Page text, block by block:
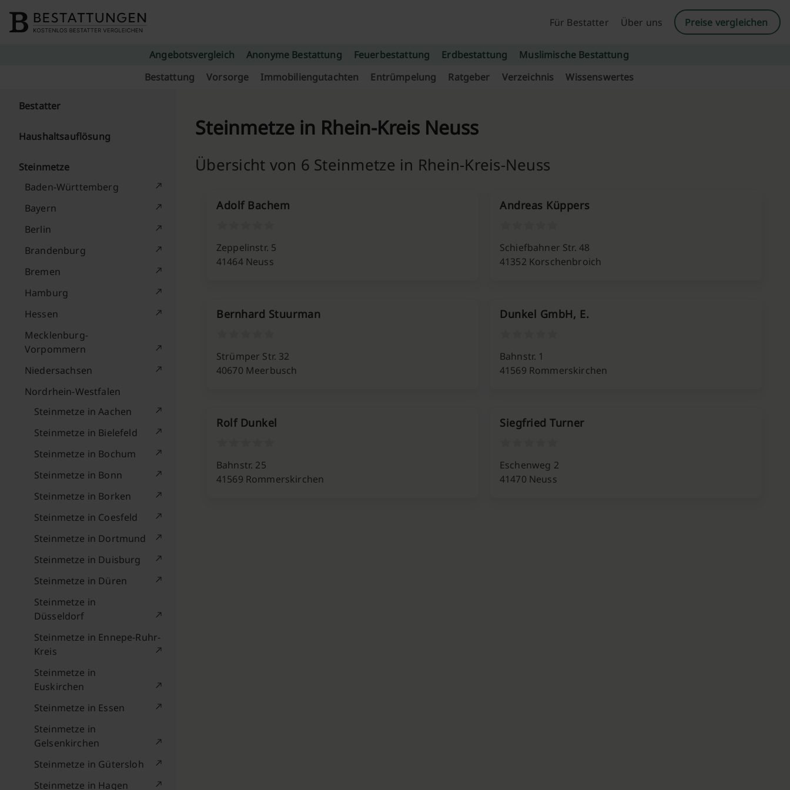
Für Bestatter
Über uns Preise vergleichen
Angebotsvergleich Anonyme Bestattung Feuerbestattung Erdbestattung
Muslimische Bestattung
Bestattung
Vorsorge Immobiliengutachten Entrümpelung Ratgeber Verzeichnis Wissenswertes
Bestatter
Haushaltsauflösung
Steinmetze
Baden-Württemberg
Bayern
Berlin
Brandenburg
Bremen
Hamburg
Hessen
Mecklenburg-
Vorpommern
Niedersachsen
Nordrhein-Westfalen
Steinmetze in Aachen
Steinmetze in Bielefeld
Steinmetze in Bochum
Steinmetze in Bonn
Steinmetze in Borken
Steinmetze in Coesfeld
Steinmetze in Dortmund
Steinmetze in Duisburg
Steinmetze in Düren
Steinmetze in
Düsseldorf
Steinmetze in Ennepe-Ruhr-
Kreis
Steinmetze in
Euskirchen
Steinmetze in Essen
Steinmetze in
Gelsenkirchen
Steinmetze in Gütersloh
Steinmetze in Hagen
Steinmetze in Rhein-Kreis Neuss
Übersicht von 6 Steinmetze in Rhein-Kreis-Neuss
Adolf Bachem
Zeppelinstr. 5
41464 Neuss
Andreas Küppers
Schiefbahner Str. 48
41352 Korschenbroich
Bernhard Stuurman
Strümper Str. 32
40670 Meerbusch
Dunkel GmbH, E.
Bahnstr. 1
41569 Rommerskirchen
Rolf Dunkel
Bahnstr. 25
41569 Rommerskirchen
Siegfried Turner
Eschenweg 2
41470 Neuss